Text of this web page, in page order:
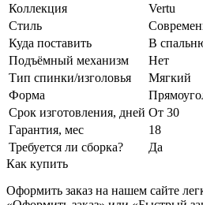
Коллекция
Vertu
Стиль
Куда поставить
В
Подъёмный механизм
Нет
Тип спинки/изголовья
Мягкий
Форма
Срок изготовления, дней От 30
Гарантия, мес
18
Требуется ли сборка?
Да
Как купить
Оформить заказ на нашем сайте